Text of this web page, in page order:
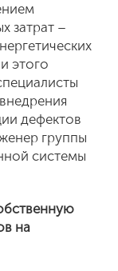
затрат –
этого
дефектов
группы
системы
на